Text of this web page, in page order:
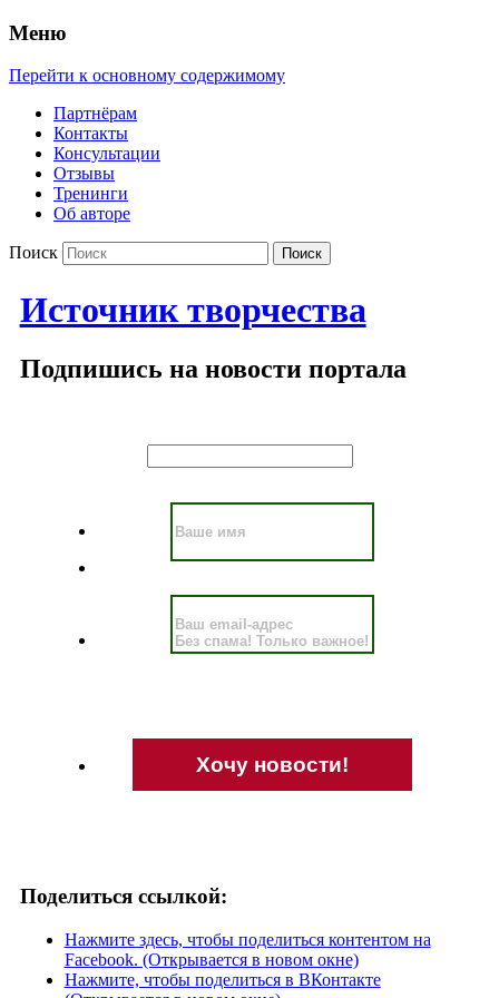
Меню
Перейти к основному содержимому
Партнёрам
Контакты
Консультации
Отзывы
Тренинги
Об авторе
Поиск
Источник творчества
Подпишись на новости портала
Без спама! Только важное!
Поделиться ссылкой:
Нажмите здесь, чтобы поделиться контентом на
Facebook. (Открывается в новом окне)
Нажмите, чтобы поделиться в ВКонтакте